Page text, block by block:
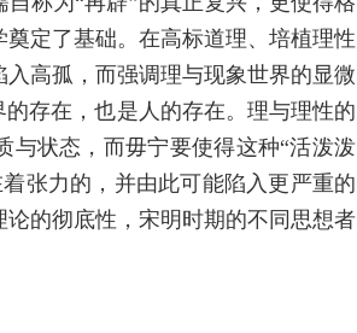
定了基础。在高标道理、培植理性
高孤，而强调理与现象世界的显微
存在，也是人的存在。理与理性的
与状态，而毋宁要使得这种“活泼泼
张力的，并由此可能陷入更严重的
的彻底性，宋明时期的不同思想者